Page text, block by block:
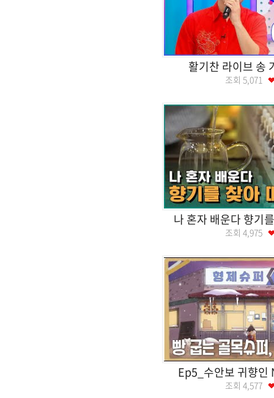
활기찬 라이브 송
조회 5,071
나 혼자 배운다 향기
조회 4,975
Ep5_수안보 귀향인
조회 4,577